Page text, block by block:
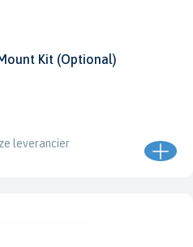
Kit (Optional)
leverancier